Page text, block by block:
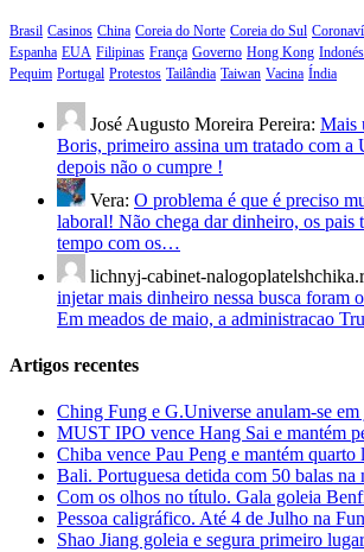
Brasil Casinos China Coreia do Norte Coreia do Sul
Espanha EUA Filipinas França Governo Hong Kong
Pequim Portugal Protestos Tailândia Taiwan Vacina Índia
José Augusto Moreira Pereira: Mais
Boris, primeiro assina um tratado com a
depois não o cumpre !
Vera: O problema é que é preciso
laboral! Não chega dar dinheiro, os pais
tempo com os…
lichnyj-cabinet-
injetar mais dinheiro nessa busca foram
Em meados de maio, a administracao
Artigos recentes
Ching Fung e G.Universe anulam-se
MUST IPO vence Hang Sai e mantém
Chiba vence Pau Peng e mantém quarto
Bali. Portuguesa detida com 50 balas na
Com os olhos no título. Gala goleia
Pessoa caligráfico. Até 4 de Julho na
Shao Jiang goleia e segura primeiro lugar